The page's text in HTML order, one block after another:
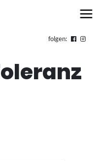
folgen: